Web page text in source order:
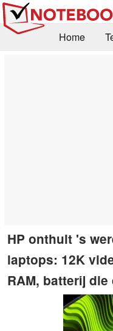
Home
HP onthult 's
laptops: 12K
RAM, batterij